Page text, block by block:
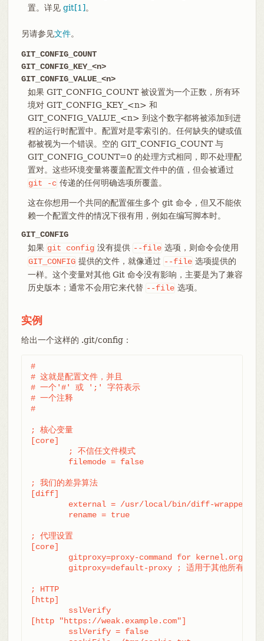
置。详见 git[1] 。
另请参见文件。
GIT_CONFIG_COUNT
GIT_CONFIG_KEY_<n>
GIT_CONFIG_VALUE_<n>
如果 GIT_CONFIG_COUNT 被设置为一个正数，所有环
境对 GIT_CONFIG_KEY_<n> 和
GIT_CONFIG_VALUE_<n> 到这个数字都将被添加到进
程的运行时配置中。配置对是零索引的。任何缺失的键或值
都被视为一个错误。空的 GIT_CONFIG_COUNT 与
GIT_CONFIG_COUNT=0 的处理方式相同，即不处理配
置对。这些环境变量将覆盖配置文件中的值，但会被通过
git
-c 传递的任何明确选项所覆盖。
这在你想用一个共同的配置催生多个 git 命令，但又不能依
赖一个配置文件的情况下很有用，例如在编写脚本时。
GIT_CONFIG
如果 git config 没有提供 --file 选项，则命令会使用
GIT_CONFIG 提供的文件，就像通过 --file 选项提供的
一样。这个变量对其他 Git 命令没有影响，主要是为了兼容
历史版本；通常不会用它来代替 --file 选项。
实例
给出一个这样的 .git/config：
#
# 这就是配置文件，并且
# 一个'#' 或 ';' 字符表示
# 一个注释
#
; 核心变量
[core]
; 我们的差异算法
[diff]
; 代理设置
[core]
; HTTP
[http]
[http "https://weak.example.com"]